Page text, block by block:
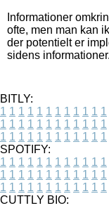
Informationer
ofte, men man kan
der potentielt er
sidens informationer.
BITLY:
1 1 1 1 1 1 1 1 1 1 1 1
1 1 1 1 1 1 1 1 1 1 1 1
1 1 1 1 1 1 1 1 1 1 1 1
SPOTIFY:
1 1 1 1 1 1 1 1 1 1 1 1
1 1 1 1 1 1 1 1 1 1 1 1
1 1 1 1 1 1 1 1 1 1 1 1
CUTTLY BIO: